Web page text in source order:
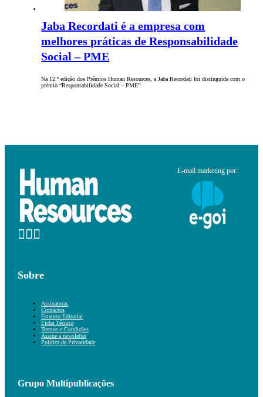
Jaba Recordati é a empresa com
melhores práticas de Responsabilidade
Social – PME
Na 12.ª edição dos Prémios Human Resources, a Jaba Recordati foi distinguida com o
prémio “Responsabilidade Social – PME”.
E-mail marketing por:
Sobre
Assinaturas
Contactos
Estatuto Editorial
Ficha Técnica
Termos e Condições
Assine a newsletter
Política de Privacidade
Grupo Multipublicações